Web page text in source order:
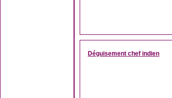
Déguisement chef indien